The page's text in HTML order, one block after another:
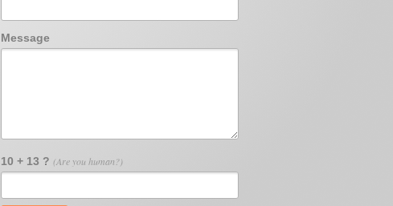
Message
10 + 13 ? (Are you human?)